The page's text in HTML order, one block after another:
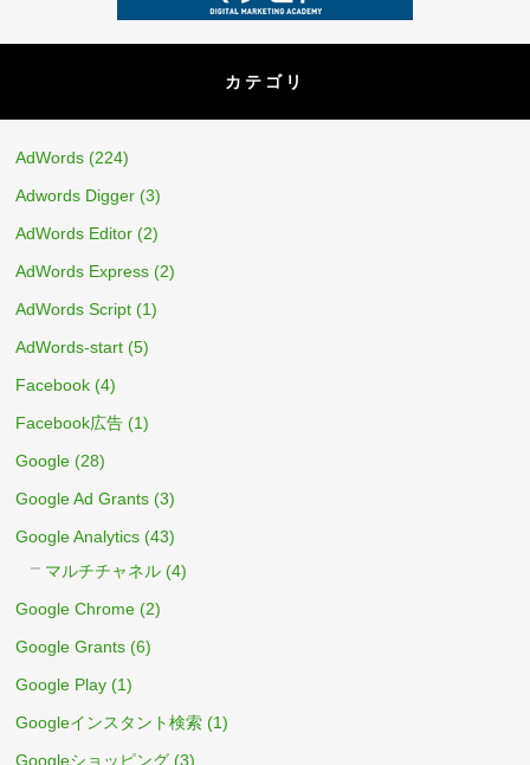
カテゴリ
AdWords (224)
Adwords Digger (3)
AdWords Editor (2)
AdWords Express (2)
AdWords Script (1)
AdWords-start (5)
Facebook (4)
Facebook広告 (1)
Google (28)
Google Ad Grants (3)
Google Analytics (43)
マルチチャネル (4)
Google Chrome (2)
Google Grants (6)
Google Play (1)
Googleインスタント検索 (1)
Googleショッピング (3)